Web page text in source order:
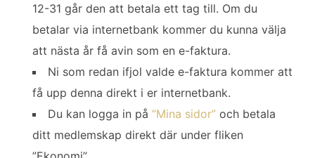
12-31 går den att betala ett tag till. Om du
betalar via internetbank kommer du kunna välja
att nästa år få avin som en e-faktura.
Ni som redan ifjol valde e-faktura kommer att
få upp denna direkt i er internetbank.
Du kan logga in på ”Mina sidor” och betala
ditt medlemskap direkt där under fliken